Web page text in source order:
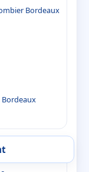
Bordeaux
Bordeaux